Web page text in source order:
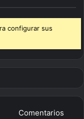
configurar sus
Comentarios